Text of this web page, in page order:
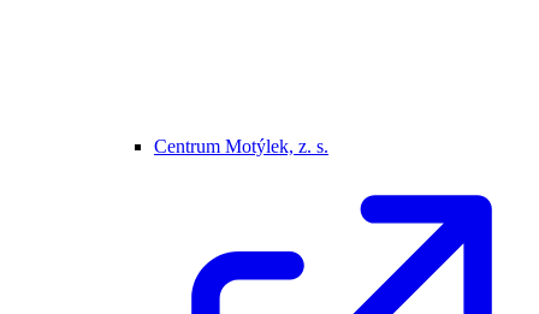
Centrum Motýlek, z. s.